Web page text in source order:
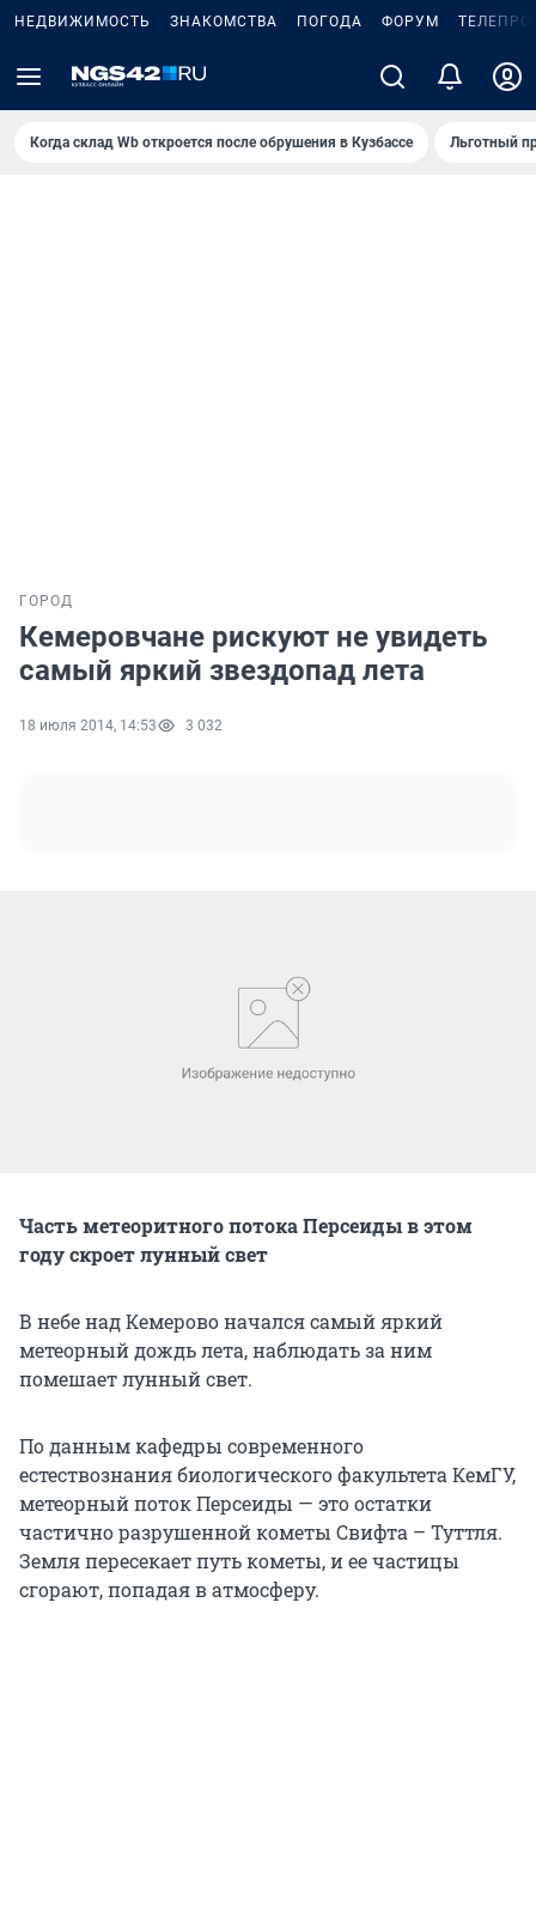
НЕДВИЖИМОСТЬ ЗНАКОМСТВА ПОГОДА ФОРУМ
Когда склад Wb откроется после обрушения в Кузбассе Льготный
ГОРОД
Кемеровчане рискуют не увидеть
самый яркий звездопад лета
18 июля 2014, 14:53 3 032
Часть метеоритного потока Персеиды в этом
году скроет лунный свет
В небе над Кемерово начался самый яркий
метеорный дождь лета, наблюдать за ним
помешает лунный свет.
По данным кафедры современного
естествознания биологического факультета КемГУ,
метеорный поток Персеиды — это остатки
частично разрушенной кометы Свифта – Туттля.
Земля пересекает путь кометы, и ее частицы
сгорают, попадая в атмосферу.